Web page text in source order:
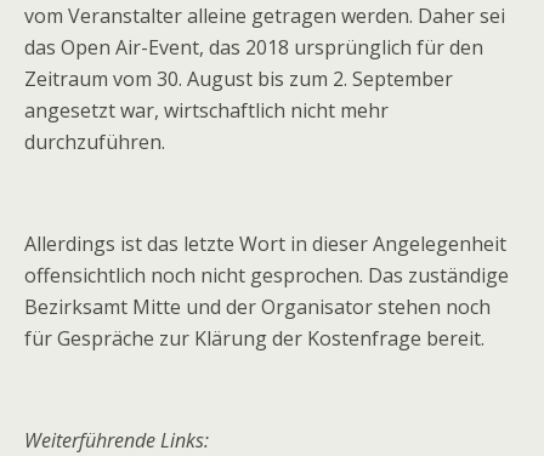
vom Veranstalter alleine getragen werden. Daher sei
das Open Air-Event, das 2018 ursprünglich für den
Zeitraum vom 30. August bis zum 2. September
angesetzt war, wirtschaftlich nicht mehr
durchzuführen.
Allerdings ist das letzte Wort in dieser Angelegenheit
offensichtlich noch nicht gesprochen. Das zuständige
Bezirksamt Mitte und der Organisator stehen noch
für Gespräche zur Klärung der Kostenfrage bereit.
Weiterführende Links: